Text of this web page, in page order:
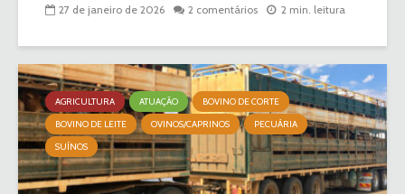
27 de janeiro de 2026 2 comentários 2 min. leitura
AGRICULTURA ATUAÇÃO
BOVINO DE CORTE
BOVINO DE LEITE
OVINOS/CAPRINOS
PECUÁRIA
SUÍNOS